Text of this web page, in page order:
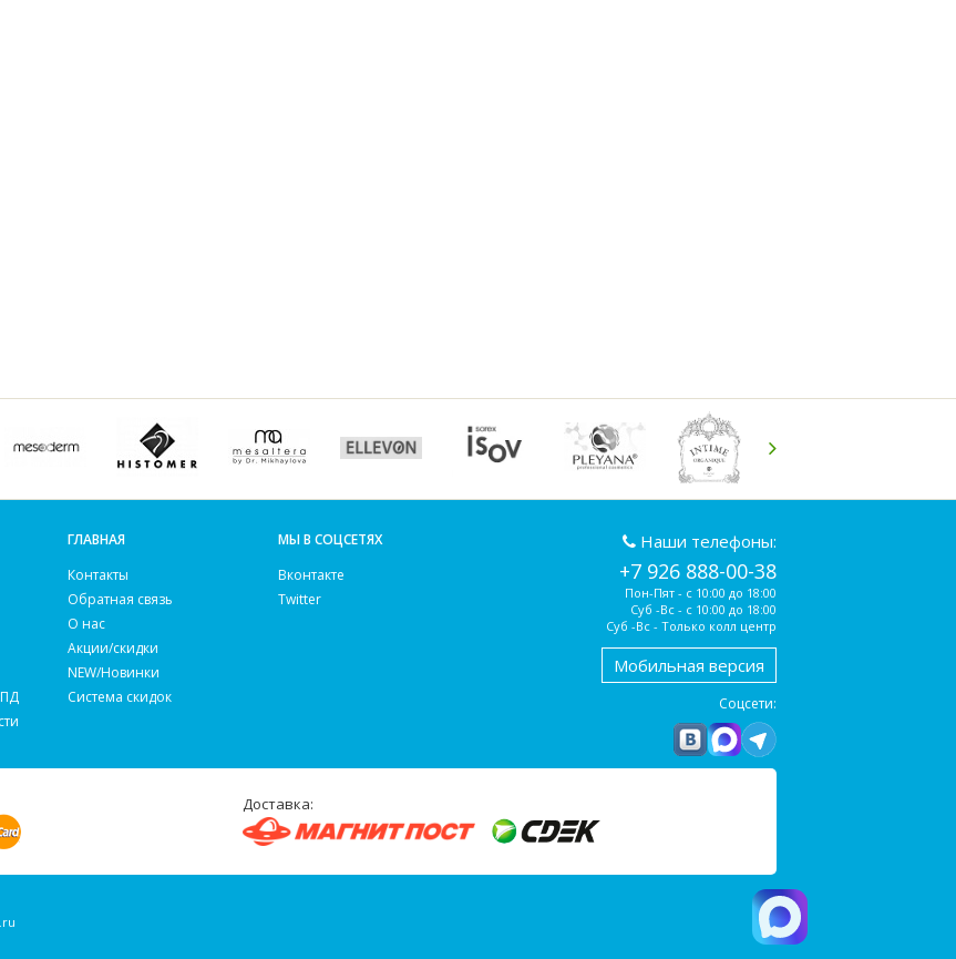
ГЛАВНАЯ
Контакты
Обратная связь
О нас
Акции/скидки
NEW/Новинки
Система скидок
МЫ В СОЦСЕТЯХ
Вконтакте
Twitter
Наши телефоны:
+7 926 888-00-38
Пон-Пят - с 10:00 до 18:00
Суб -Вс - с 10:00 до 18:00
Суб -Вс - Только колл центр
Мобильная версия
Соцсети:
Доставка: